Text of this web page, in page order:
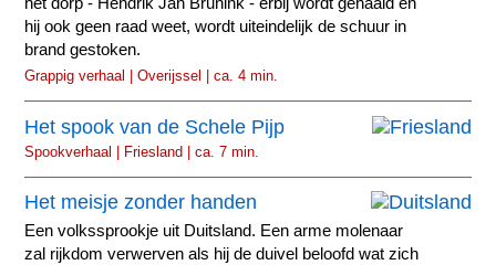
het dorp - Hendrik Jan Brunink - erbij wordt gehaald en
hij ook geen raad weet, wordt uiteindelijk de schuur in
brand gestoken.
Grappig verhaal | Overijssel | ca. 4 min.
Het spook van de Schele Pijp
Spookverhaal | Friesland | ca. 7 min.
Het meisje zonder handen
Een volkssprookje uit Duitsland. Een arme molenaar
zal rijkdom verwerven als hij de duivel beloofd wat zich